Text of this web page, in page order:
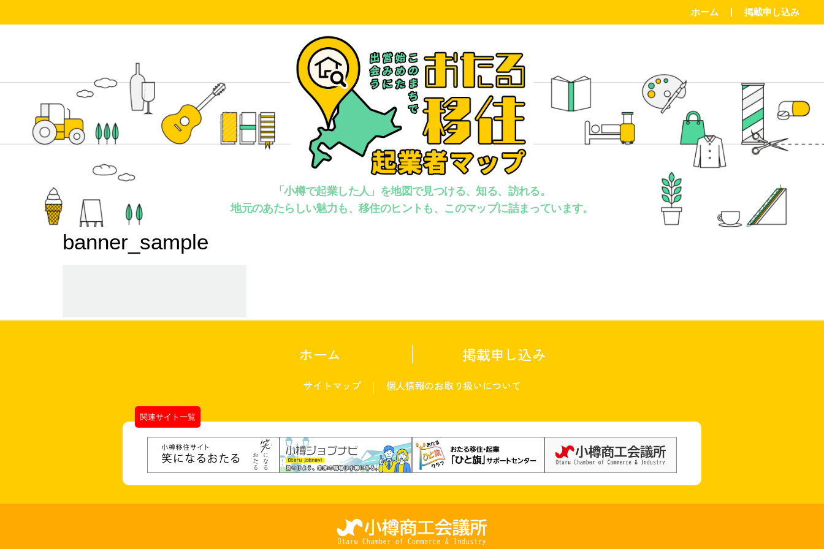
ホーム 掲載申し込み
「小樽で起業した人」を地図で見つける、知る、訪れる。
地元のあたらしい魅力も、移住のヒントも、このマップに詰まっています。
banner_sample
ホーム 掲載申し込み
サイトマップ 個人情報のお取り扱いについて
関連サイト一覧